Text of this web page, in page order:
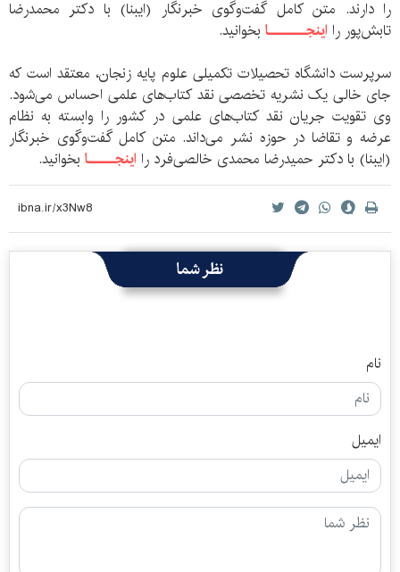
را دارند. متن کامل گفت‌و‌گوی خبرنگار (ایبنا) با دکتر محمد‌رضا
تابش‌پور را اینجـــــــا بخوانید.
سرپرست دانشگاه تحصیلات تکمیلی علوم پایه زنجان، معتقد است که
جای خالی یک نشریه تخصصی نقد کتاب‌های علمی احساس می‌شود.
وی تقویت جریان نقد کتاب‌های علمی در کشور را وابسته به نظام
عرضه و تقاضا در حوزه نشر می‌داند. متن کامل گفت‌وگوی خبرنگار
(ایبنا) با دکتر حمیدرضا محمدی خالصی‌فرد را اینجـــــا بخوانید.
نظر شما
نام
ایمیل